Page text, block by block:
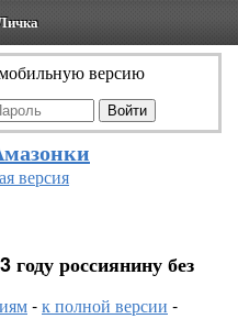
версию
версия
россиянину без
-к полной версии -